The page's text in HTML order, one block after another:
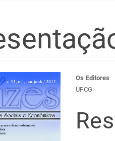
do
Os Editores
UFCG